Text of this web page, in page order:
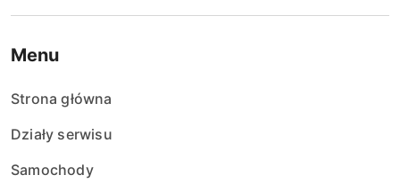
Menu
Strona główna
Działy serwisu
Samochody